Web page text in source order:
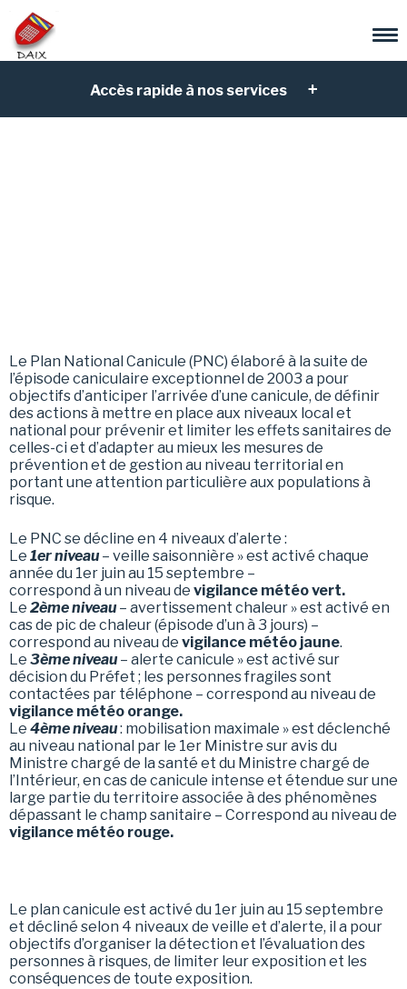
Accès rapide à nos services
Le Plan National Canicule (PNC) élaboré à la suite de
l’épisode caniculaire exceptionnel de 2003 a pour
objectifs d’anticiper l’arrivée d’une canicule, de définir
des actions à mettre en place aux niveaux local et
national pour prévenir et limiter les effets sanitaires de
celles-ci et d’adapter au mieux les mesures de
prévention et de gestion au niveau territorial en
portant une attention particulière aux populations à
risque.
Le PNC se décline en 4 niveaux d’alerte :
Le 1er niveau– veille saisonnière » est activé chaque
année du 1er juin au 15 septembre –
correspond à un niveau de vigilance météo vert.
Le 2ème niveau– avertissement chaleur » est activé en
cas de pic de chaleur (épisode d’un à 3 jours) –
correspond au niveau de vigilance météo jaune.
Le 3ème niveau– alerte canicule » est activé sur
décision du Préfet ; les personnes fragiles sont
contactées par téléphone – correspond au niveau de
vigilance météo orange.
Le 4ème niveau: mobilisation maximale » est déclenché
au niveau national par le 1er Ministre sur avis du
Ministre chargé de la santé et du Ministre chargé de
l’Intérieur, en cas de canicule intense et étendue sur une
large partie du territoire associée à des phénomènes
dépassant le champ sanitaire – Correspond au niveau de
vigilance météo rouge.
Le plan canicule est activé du 1er juin au 15 septembre
et décliné selon 4 niveaux de veille et d’alerte, il a pour
objectifs d’organiser la détection et l’évaluation des
personnes à risques, de limiter leur exposition et les
conséquences de toute exposition.